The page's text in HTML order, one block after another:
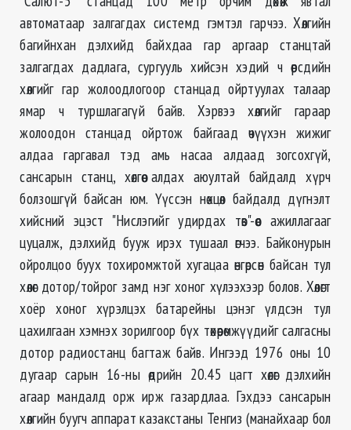
автоматаар залгагдах системд гэмтэл гарчээ. Хөлгийн
багийнхан дэлхийд байхдаа гар аргаар станцтай
залгагдах дадлага, сургууль хийсэн хэдий ч өөрсдийн
хөлгийг гар жолоодлогоор станцад ойртуулах талаар
ямар ч туршлагагүй байв. Хэрвээ хөлгийг гараар
жолоодон станцад ойртож байгаад өчүүхэн жижиг
алдаа гаргавал тэд амь насаа алдаад зогсохгүй,
сансарын станц, хөлгөө алдах аюултай байдалд хүрч
болзошгүй байсан юм. Үүссэн нөхцөл байдалд дүгнэлт
хийсний эцэст "Нислэгийг удирдах төв"-өөс ажиллагааг
цуцалж, дэлхийд бууж ирэх тушаал өгчээ. Байконурын
ойролцоо буух тохиромжтой хугацаа өнгөрсөн байсан тул
хөлөг дотор/тойрог замд нэг хоног хүлээхээр болов. Хөлөгт
хоёр хоног хүрэлцэх батарейны цэнэг үлдсэн тул
цахилгаан хэмнэх зорилгоор бүх төхөөрөмжүүдийг салгасны
дотор радиостанц багтаж байв. Ингээд 1976 оны 10
дугаар сарын 16-ны өдрийн 20.45 цагт хөлөг дэлхийн
агаар мандалд орж ирж газардлаа. Гэхдээ сансарын
хөлгийн буугч аппарат казакстаны Тенгиз (манайхаар бол